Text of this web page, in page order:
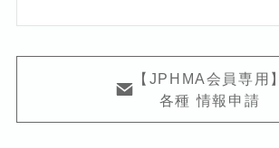
【JPHMA会員専用】
各種 情報申請